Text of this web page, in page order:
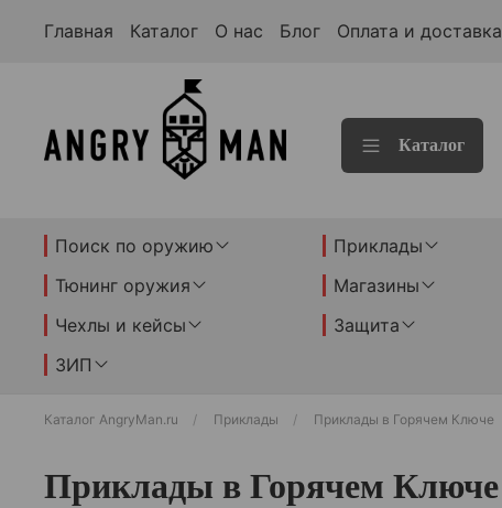
Главная Каталог О нас Блог Оплата и доставка
Каталог
Поиск по оружию Приклады
Тюнинг оружия
Магазины
Чехлы и кейсы
Защита
ЗИП
Каталог AngryMan.ru Приклады Приклады в Горячем Ключе
Приклады в Горячем Ключе